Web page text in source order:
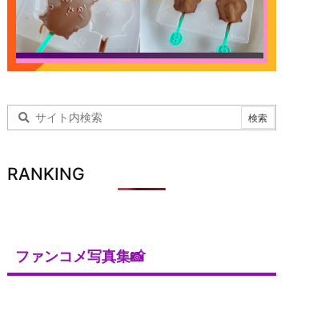
RANKING
ファンコメ写真集📸